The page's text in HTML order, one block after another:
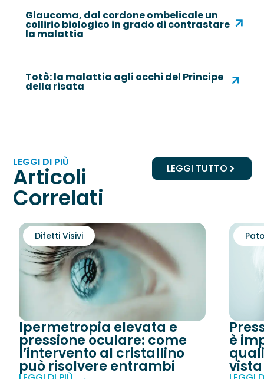
Glaucoma, dal cordone ombelicale un
collirio biologico in grado di contrastare
la malattia
Totò: la malattia agli occhi del Principe
della risata
LEGGI DI PIÙ
Articoli
Correlati
LEGGI TUTTO
Ipermetropia elevata e
pressione oculare: come
l’intervento al cristallino
può risolvere entrambi
Difetti Visivi
è
vista